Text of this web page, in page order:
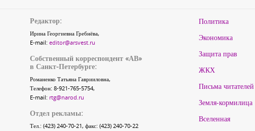
Редактор:
Ирина Георгиевна Гребнёва,
E-mail: editor@arsvest.ru
Собственный корреспондент «АВ»
в Санкт-Петербурге:
Романенко Татьяна Гаврииловна,
Телефон: 8-921-765-5754,
E-mail: rtg@narod.ru
Отдел рекламы:
Тел.: (423) 240-70-21, факс: (423) 240-70-22
Политика
Экономика
Защита прав
ЖКХ
Письма читателей
Земля-кормилица
Вселенная